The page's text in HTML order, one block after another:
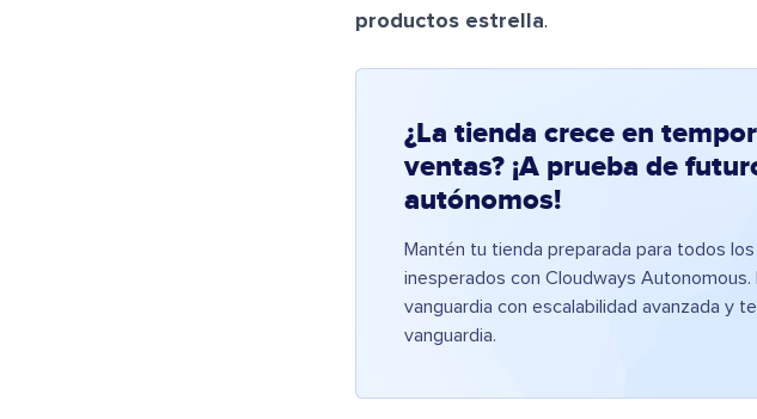
productos estrella.
¿La tienda crece en
ventas? ¡A prueba de
autónomos!
Mantén tu tienda preparada para todos
inesperados con Cloudways Autonomous.
vanguardia con escalabilidad avanzada y
vanguardia.